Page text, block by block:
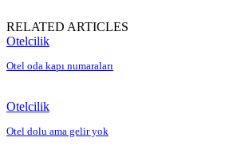
RELATED ARTICLES
Otelcilik
Otel oda kapı numaraları
Otelcilik
Otel dolu ama gelir yok